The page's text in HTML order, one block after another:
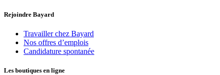
Rejoindre Bayard
Travailler chez Bayard
Nos offres d’emplois
Candidature spontanée
Les boutiques en ligne